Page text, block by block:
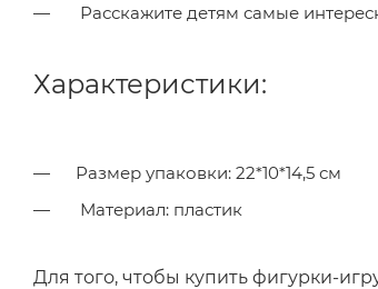
Расскажите детям самые
Характеристики:
Размер упаковки: 22*10*14,5 см
Материал: пластик
Для того, чтобы купить фигурки-